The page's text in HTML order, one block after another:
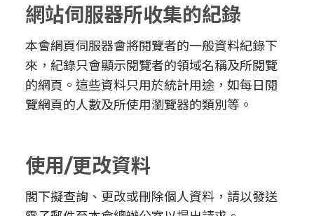
網站伺服器所收集的紀錄
本會網頁伺服器會將閱覽者的一般資料紀錄下
來，紀錄只會顯示閱覽者的領域名稱及所閱覽
的網頁。這些資料只用於統計用途，如每日閱
覽網頁的人數及所使用瀏覽器的類別等。
使用/更改資料
閣下擬查詢、更改或刪除個人資料，請以發送